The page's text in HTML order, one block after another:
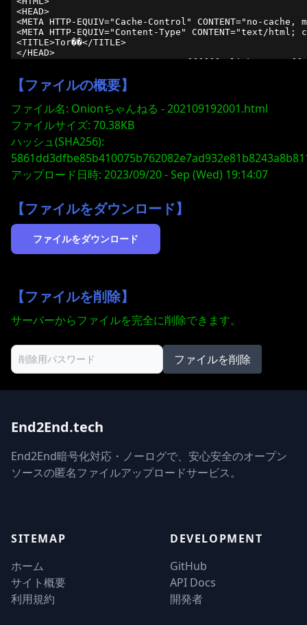
【ファイルの概要】
ファイル名: Onionちゃんねる - 202109192001.html
ファイルサイズ: 70.38KB
ハッシュ(SHA256):
アップロード日時: 2023/09/20 - Sep (Wed) 19:14:07
【ファイルをダウンロード】
【ファイルを削除】
サーバーからファイルを完全に削除できます。
ファイルを削除
End2End.tech
End2End暗号化対応・ノーログで、安心安全のオープン
ソースの匿名ファイルアップロードサービス。
SITEMAP
ホーム
サイト概要
利用規約
DEVELOPMENT
GitHub
API Docs
開発者